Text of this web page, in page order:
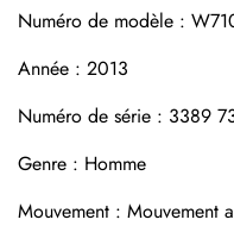
Numéro de modèle :
Année : 2013
Numéro de série : 3389
Genre : Homme
Mouvement : Mouvement